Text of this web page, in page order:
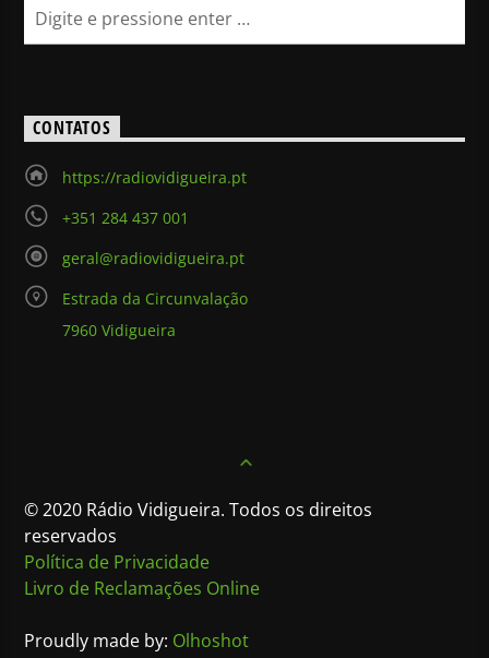
CONTATOS
https://radiovidigueira.pt
+351 284 437 001
geral@radiovidigueira.pt
Estrada da Circunvalação
7960 Vidigueira
© 2020 Rádio Vidigueira. Todos os direitos
reservados
Política de Privacidade
Livro de Reclamações Online
Proudly made by: Olhoshot